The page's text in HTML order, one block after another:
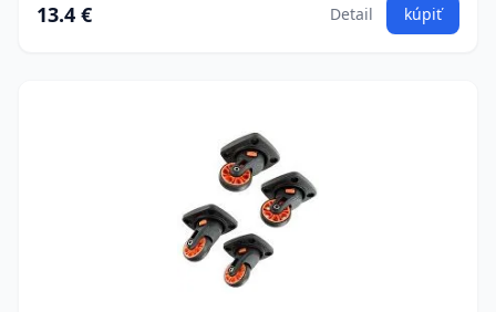
13.4 € Detail kúpiť